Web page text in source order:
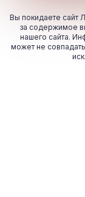
Вы покидаете сайт
за содержимое
нашего сайта.
может не